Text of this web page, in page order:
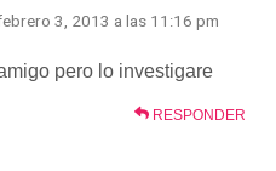
3, 2013 a las 11:16 pm
pero lo investigare
RESPONDER